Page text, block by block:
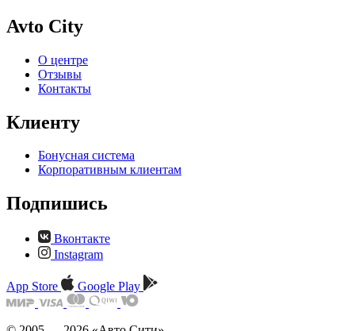
Avto City
О центре
Отзывы
Контакты
Клиенту
Бонусная система
Корпоративным клиентам
Подпишись
Вконтакте
Instagram
App Store Google Play